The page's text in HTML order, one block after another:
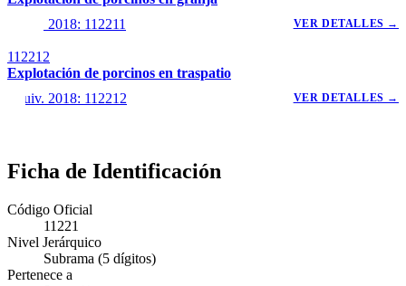
Equiv. 2018: 112211
VER DETALLES →
112212
Explotación de porcinos en traspatio
Equiv. 2018: 112212
VER DETALLES →
Ficha de Identificación
Código Oficial
11221
Nivel Jerárquico
Subrama (5 dígitos)
Pertenece a